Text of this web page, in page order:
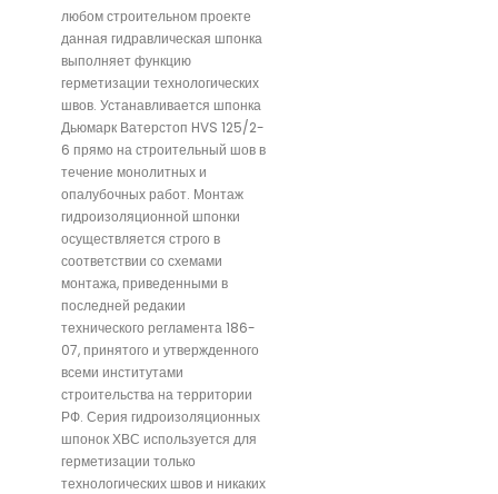
любом строительном проекте
данная гидравлическая шпонка
выполняет функцию
герметизации технологических
швов. Устанавливается шпонка
Дьюмарк Ватерстоп HVS 125/2-
6 прямо на строительный шов в
течение монолитных и
опалубочных работ. Монтаж
гидроизоляционной шпонки
осуществляется строго в
соответствии со схемами
монтажа, приведенными в
последней редакии
технического регламента 186-
07, принятого и утвержденного
всеми институтами
строительства на территории
РФ. Серия гидроизоляционных
шпонок ХВС используется для
герметизации только
технологических швов и никаких